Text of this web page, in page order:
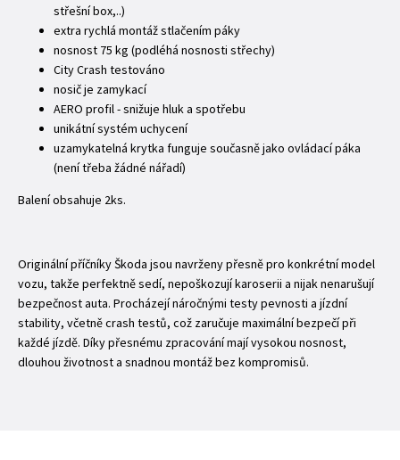
střešní box,..)
extra rychlá montáž stlačením páky
nosnost 75 kg (podléhá nosnosti střechy)
City Crash testováno
nosič je zamykací
AERO profil - snižuje hluk a spotřebu
unikátní systém uchycení
uzamykatelná krytka funguje současně jako ovládací páka
(není třeba žádné nářadí)
Balení obsahuje 2ks.
Originální příčníky Škoda jsou navrženy přesně pro konkrétní model
vozu, takže perfektně sedí, nepoškozují karoserii a nijak nenarušují
bezpečnost auta. Procházejí náročnými testy pevnosti a jízdní
stability, včetně crash testů, což zaručuje maximální bezpečí při
každé jízdě. Díky přesnému zpracování mají vysokou nosnost,
dlouhou životnost a snadnou montáž bez kompromisů.